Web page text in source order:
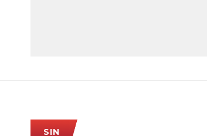
SIN